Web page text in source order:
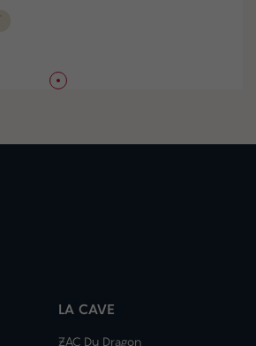
LA CAVE
ZAC Du Dragon